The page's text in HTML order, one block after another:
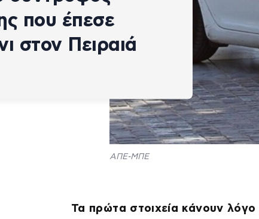
που έπεσε
στον Πειραιά
ΑΠΕ-ΜΠΕ
Τα πρώτα στοιχεία κάνουν λόγο